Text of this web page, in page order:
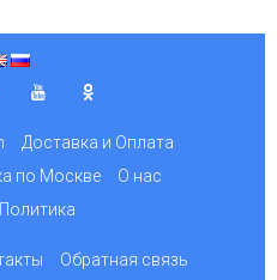
Доставка и Оплата
по Москве
О нас
Обратная связь